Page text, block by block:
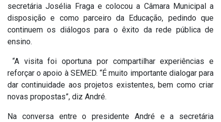
secretária Josélia Fraga e colocou a Câmara Municipal a
disposição e como parceiro da Educação, pedindo que
continuem os diálogos para o êxito da rede pública de
ensino.
“A visita foi oportuna por compartilhar experiências e
reforçar o apoio à SEMED. “É muito importante dialogar para
dar continuidade aos projetos existentes, bem como criar
novas propostas”, diz André.
Na conversa entre o presidente André e a secretária